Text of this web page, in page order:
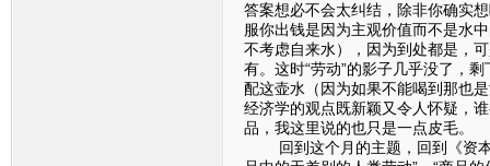
答案想必不会太纠结，除非你确实
服你出钱是因为主观价值而不是水
不考虑自来水），因为到处都是，
有。这时“劳动”的影子几乎没了，
配这壶水（因为如果不能喝到那也
经济学的观点既新颖又令人怀疑，
品，我这里说的也只是一点皮毛。
回到这个月的主题，回到《资本